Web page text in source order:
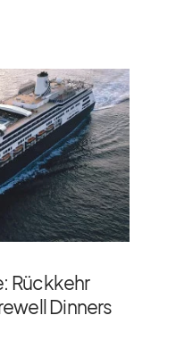
Rückkehr
Dinners